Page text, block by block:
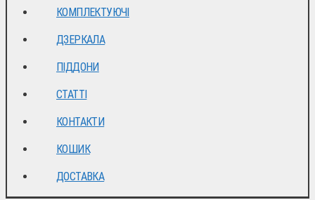
КОМПЛЕКТУЮЧІ
ДЗЕРКАЛА
ПІДДОНИ
СТАТТІ
КОНТАКТИ
КОШИК
ДОСТАВКА